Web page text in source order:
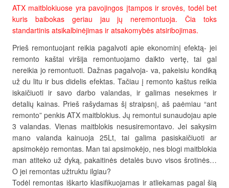
ATX maitblokiuose yra pavojingos įtampos ir srovės, todėl bet
kuris baibokas geriau jau jų neremontuoja. Čia toks
standartinis atsikalbinėjimas ir atsakomybės atsiribojimas.
Prieš remontuojant reikia pagalvoti apie ekonominį efektą- jei
remonto kaštai viršija remontuojamo daikto vertę, tai gal
nereikia jo remontuoti. Dažnas pagalvoja- va, pakeisiu kondiką
už du litu ir bus didelis efektas. Tačiau į remonto kaštus reikia
iskaičiuoti ir savo darbo valandas, ir galimas nesekmes ir
detalių kainas. Prieš rašydamas šį straipsnį, aš paėmiau “ant
remonto” penkis ATX maitblokius. Jų remontui sunaudojau apie
3 valandas. Vienas maitblokis nesusiremontavo. Jei sakysim
mano valanda kainuoja 25Lt, tai galima pasiskaičiuoti ar
apsimokėjo remontas. Man tai apsimokėjo, nes blogi maitblokia
man atiteko už dyką, pakaitinės detalės buvo visos šrotinės…
O jei remontas užtruktu ilgiau?
Todėl remontas iškarto klasifikuojamas ir atliekamas pagal šią